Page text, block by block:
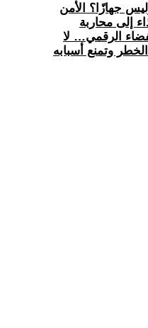
جهازًا؟ الأمن
إلى محاربة
الرقمي… لا
وتمنع أسبابه